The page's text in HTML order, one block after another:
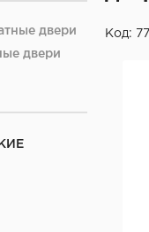
двери
двери
Код: